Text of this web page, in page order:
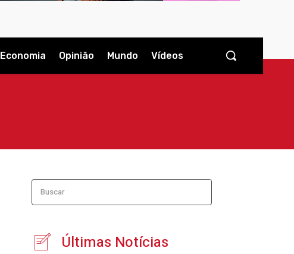
Economia Opinião Mundo Vídeos
Buscar
Últimas Notícias